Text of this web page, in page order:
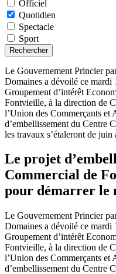
Officiel
Quotidien
Spectacle
Sport
Rechercher
Le Gouvernement Princier
Domaines a dévoilé ce mardi
Groupement d’intérêt
Fontvieille, à la direction de
l’Union des Commerçants et
d’embellissement du Centre
les travaux s’étaleront de juin
Le projet
Commercial de
pour démarrer le
Le Gouvernement Princier
Domaines a dévoilé ce mardi
Groupement d’intérêt
Fontvieille, à la direction de
l’Union des Commerçants et
d’embellissement du Centre